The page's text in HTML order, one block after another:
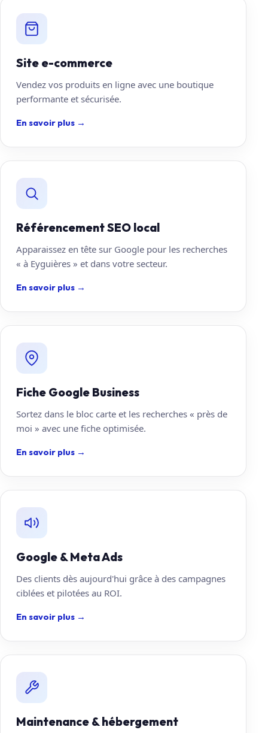
Site e-commerce
Vendez vos produits en ligne avec une boutique
performante et sécurisée.
En savoir plus →
Référencement SEO local
Apparaissez en tête sur Google pour les recherches
« à Eyguières » et dans votre secteur.
En savoir plus →
Fiche Google Business
Sortez dans le bloc carte et les recherches « près de
moi » avec une fiche optimisée.
En savoir plus →
Google & Meta Ads
Des clients dès aujourd'hui grâce à des campagnes
ciblées et pilotées au ROI.
En savoir plus →
Maintenance & hébergement